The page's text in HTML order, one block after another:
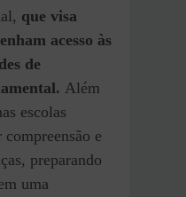
que visa
acesso às
de
Além
escolas
e
preparando
uma